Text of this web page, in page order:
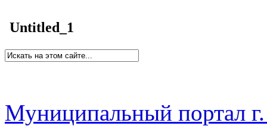
Untitled_1
Муниципальный портал